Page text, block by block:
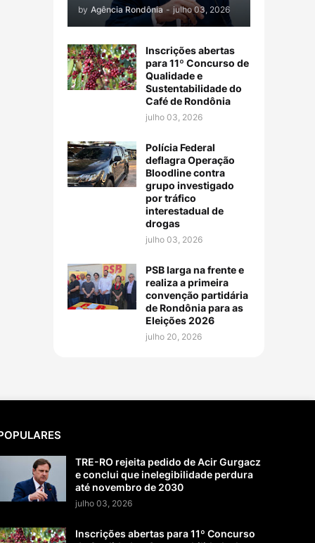
by Agência Rondônia - julho 03, 2026
Inscrições abertas
para 11º Concurso de
Qualidade e
Sustentabilidade do
Café de Rondônia
julho 03, 2026
Polícia Federal
deflagra Operação
Bloodline contra
grupo investigado
por tráfico
interestadual de
drogas
julho 03, 2026
PSB larga na frente e
realiza a primeira
convenção partidária
de Rondônia para as
Eleições 2026
julho 20, 2026
TRE-RO rejeita pedido de Acir Gurgacz
e conclui que inelegibilidade perdura
até novembro de 2030
julho 03, 2026
Inscrições abertas para 11º Concurso